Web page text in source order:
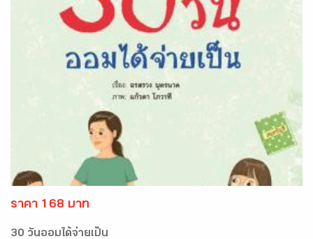
ราคา 168 บาท
30 วันออมได้จ่ายเป็น